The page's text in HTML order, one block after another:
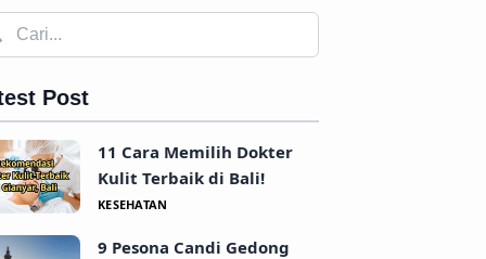
Post
11 Cara Memilih Dokter
Kulit Terbaik di Bali!
KESEHATAN
9 Pesona Candi Gedong